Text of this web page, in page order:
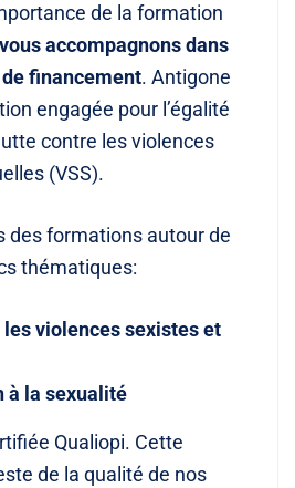
de la formation
accompagnons dans
financement. Antigone
engagée pour l’égalité
contre les violences
(VSS).
des formations autour de
thématiques:
les violences sexistes et
à la sexualité
Qualiopi. Cette
de la qualité de nos